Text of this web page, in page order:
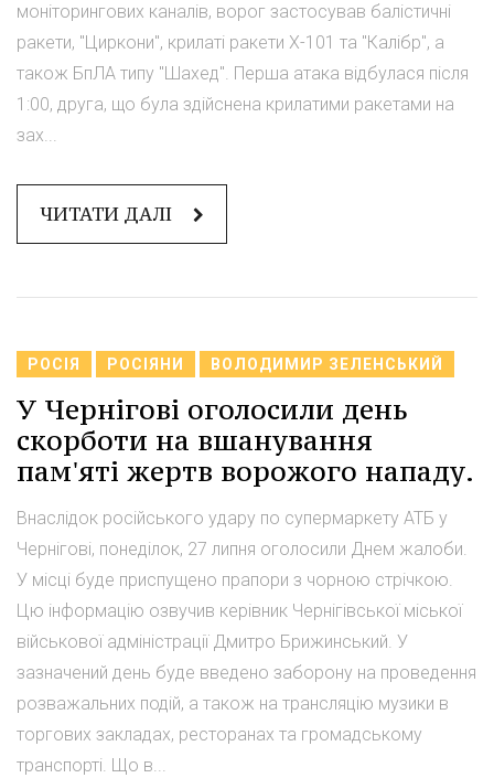
моніторингових каналів, ворог застосував балістичні
ракети, "Циркони", крилаті ракети Х-101 та "Калібр", а
також БпЛА типу "Шахед". Перша атака відбулася після
1:00, друга, що була здійснена крилатими ракетами на
зах...
ЧИТАТИ ДАЛІ
РОСІЯ РОСІЯНИ ВОЛОДИМИР ЗЕЛЕНСЬКИЙ
У Чернігові оголосили день
скорботи на вшанування
пам'яті жертв ворожого нападу.
Внаслідок російського удару по супермаркету АТБ у
Чернігові, понеділок, 27 липня оголосили Днем жалоби.
У місці буде приспущено прапори з чорною стрічкою.
Цю інформацію озвучив керівник Чернігівської міської
військової адміністрації Дмитро Брижинський. У
зазначений день буде введено заборону на проведення
розважальних подій, а також на трансляцію музики в
торгових закладах, ресторанах та громадському
транспорті. Що в...